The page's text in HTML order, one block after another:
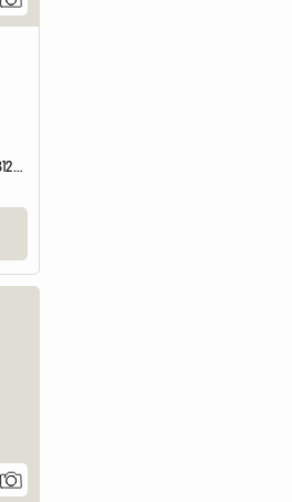
Chambre chez l'habitant | Village-Neuf (68128) | 22 M2